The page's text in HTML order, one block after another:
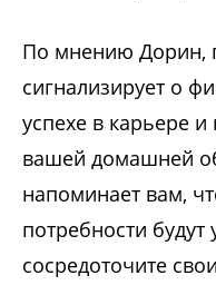
По мнению Дорин,
сигнализирует о
успехе в карьере
вашей домашней
напоминает вам,
потребности
сосредоточите